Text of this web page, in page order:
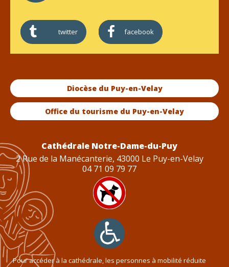
twitter facebook
Diocèse du Puy-en-Velay
Office du tourisme du Puy-en-Velay
Cathédrale Notre-Dame-du-Puy
2 Rue de la Manécanterie, 43000 Le Puy-en-Velay
04 71 09 79 77
Pour accéder à la cathédrale, les personnes à mobilité réduite